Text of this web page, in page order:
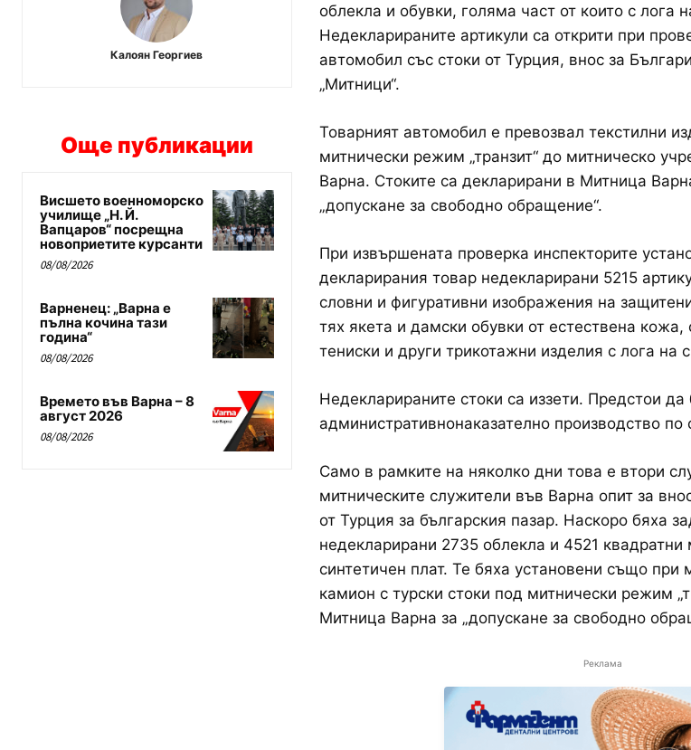
Калоян Георгиев
Още публикации
Висшето военноморско
училище „Н. Й.
Вапцаров“ посрещна
новоприетите курсанти
08/08/2026
Варненец: „Варна е
пълна кочина тази
година“
08/08/2026
Времето във Варна – 8
август 2026
08/08/2026
облекла и обувки, голяма част от които с лога
Недекларираните артикули са открити при
автомобил със стоки от Турция, внос за
„Митници“.
Товарният автомобил е превозвал текстилни
митнически режим „транзит“ до митническо
Варна. Стоките са декларирани в Митница
„допускане за свободно обращение“.
При извършената проверка инспекторите
декларирания товар недекларирани 5215
словни и фигуративни изображения на
тях якета и дамски обувки от естествена
тениски и други трикотажни изделия с лога на
Недекларираните стоки са иззети. Предстои да
административнонаказателно производство по
Само в рамките на няколко дни това е втори
митническите служители във Варна опит за
от Турция за българския пазар. Наскоро бяха
недекларирани 2735 облекла и 4521
синтетичен плат. Те бяха установени също при
камион с турски стоки под митнически режим
Митница Варна за „допускане за свободно
Реклама